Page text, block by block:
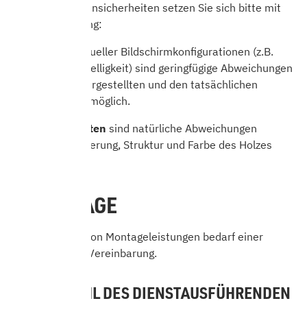
hinweisen. Bei Unsicherheiten setzen Sie sich bitte mit
uns in Verbindung:
Aufgrund individueller Bildschirmkonfigurationen (z.B.
Auflösung und Helligkeit) sind geringfügige Abweichungen
zwischen den dargestellten und den tatsächlichen
möglich.
Holzprodukten sind natürliche Abweichungen
hinsichtlich Maserung, Struktur und Farbe des Holzes
5. MONTAGE
Die Erbringung von Montageleistungen bedarf einer
ausdrücklichen Vereinbarung.
5.1 AUSWAHL DES DIENSTAUSFÜHRENDEN